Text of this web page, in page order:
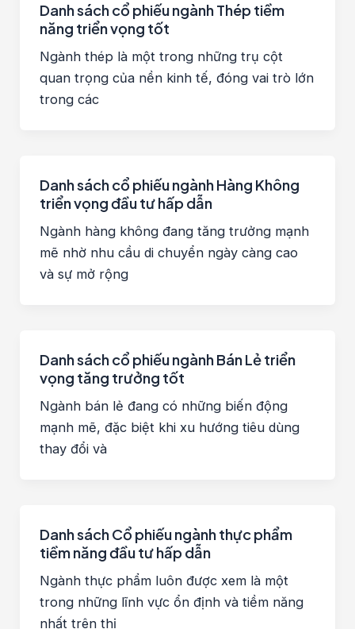
Danh sách cổ phiếu ngành Thép tiềm
năng triển vọng tốt
Ngành thép là một trong những trụ cột
quan trọng của nền kinh tế, đóng vai trò lớn
trong các
Danh sách cổ phiếu ngành Hàng Không
triển vọng đầu tư hấp dẫn
Ngành hàng không đang tăng trưởng mạnh
mẽ nhờ nhu cầu di chuyển ngày càng cao
và sự mở rộng
Danh sách cổ phiếu ngành Bán Lẻ triển
vọng tăng trưởng tốt
Ngành bán lẻ đang có những biến động
mạnh mẽ, đặc biệt khi xu hướng tiêu dùng
thay đổi và
Danh sách Cổ phiếu ngành thực phẩm
tiềm năng đầu tư hấp dẫn
Ngành thực phẩm luôn được xem là một
trong những lĩnh vực ổn định và tiềm năng
nhất trên thị